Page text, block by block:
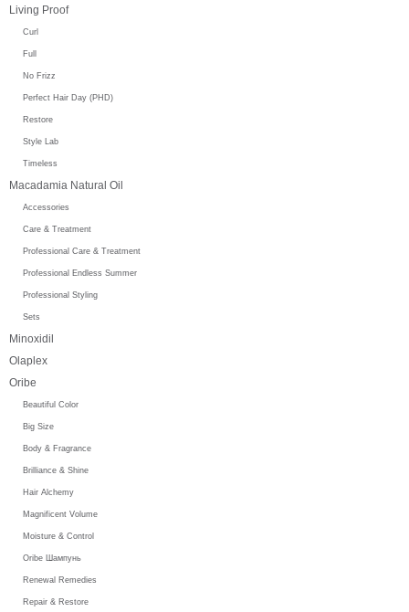
Living Proof
Curl
Full
No Frizz
Perfect Hair Day (PHD)
Restore
Style Lab
Timeless
Macadamia Natural Oil
Accessories
Care & Treatment
Professional Care & Treatment
Professional Endless Summer
Professional Styling
Sets
Minoxidil
Olaplex
Oribe
Beautiful Color
Big Size
Body & Fragrance
Brilliance & Shine
Hair Alchemy
Magnificent Volume
Moisture & Control
Oribe Шампунь
Renewal Remedies
Repair & Restore